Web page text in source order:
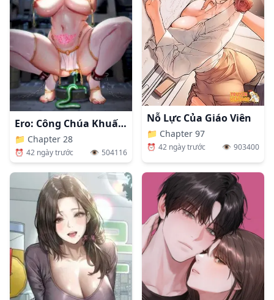
Ero: Công Chúa Khuất Phục
📁 Chapter 28
⏰ 42 ngày trước 👁️ 504116
Nỗ Lực Của Giáo Viên
📁 Chapter 97
⏰ 42 ngày trước 👁️ 903400